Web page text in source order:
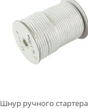
Шнур ручного